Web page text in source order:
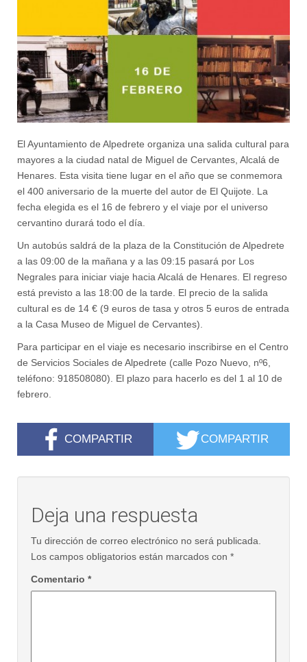
El Ayuntamiento de Alpedrete organiza una salida cultural para
mayores a la ciudad natal de Miguel de Cervantes, Alcalá de
Henares. Esta visita tiene lugar en el año que se conmemora
el 400 aniversario de la muerte del autor de El Quijote. La
fecha elegida es el 16 de febrero y el viaje por el universo
cervantino durará todo el día.
Un autobús saldrá de la plaza de la Constitución de Alpedrete
a las 09:00 de la mañana y a las 09:15 pasará por Los
Negrales para iniciar viaje hacia Alcalá de Henares. El regreso
está previsto a las 18:00 de la tarde. El precio de la salida
cultural es de 14 € (9 euros de tasa y otros 5 euros de entrada
a la Casa Museo de Miguel de Cervantes).
Para participar en el viaje es necesario inscribirse en el Centro
de Servicios Sociales de Alpedrete (calle Pozo Nuevo, nº6,
teléfono: 918508080). El plazo para hacerlo es del 1 al 10 de
febrero.
COMPARTIR COMPARTIR
Deja una respuesta
Tu dirección de correo electrónico no será publicada.
Los campos obligatorios están marcados con *
Comentario *